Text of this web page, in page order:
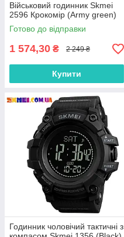
Військовий годинник Skmei
2596 Крокомір (Army green)
Готово до відправки
1 574,30 ₴ 2 249 ₴
Купити
Годинник чоловічий тактичні з